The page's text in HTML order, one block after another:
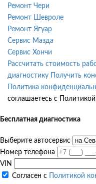
Ремонт Чери
Ремонт Шевроле
Ремонт Ягуар
Сервис Мазда
Сервис Хончи
Рассчитать стоимость
диагностику
Получить
Политика
соглашаетесь с
Бесплатная диагностика
Выберите автосервис
Номер телефона
VIN
Согласен с
Политикой